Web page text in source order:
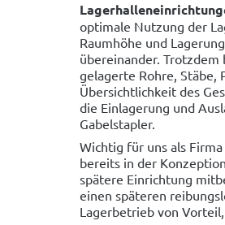
optimale Nutzung der
Raumhöhe und
übereinander.
gelagerte Rohre,
Übersichtlichkeit des
die Einlagerung und
Gabelstapler.
Wichtig für uns als
bereits in der
spätere Einrichtung
einen späteren
Lagerbetrieb von